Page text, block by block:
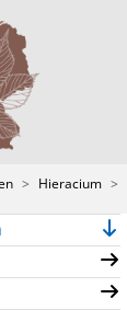
Hieracium